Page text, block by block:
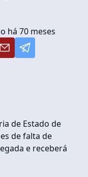
há 70 meses
de Estado de
de falta de
e receberá